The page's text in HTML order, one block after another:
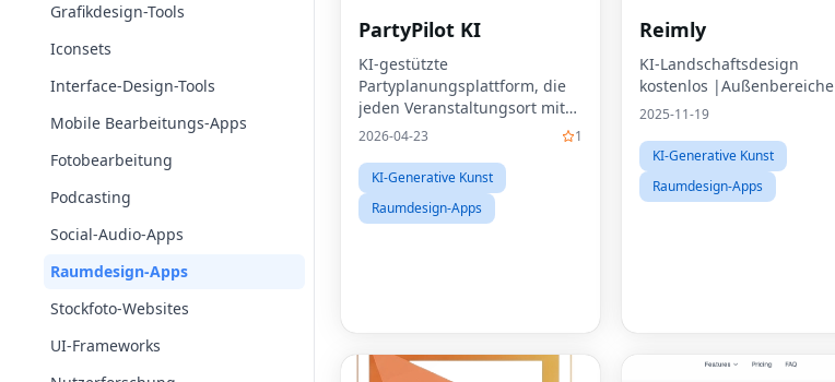
Grafikdesign-Tools
Iconsets
Interface-Design-Tools
Mobile Bearbeitungs-Apps
Fotobearbeitung
Podcasting
Social-Audio-Apps
Raumdesign-Apps
Stockfoto-Websites
UI-Frameworks
PartyPilot KI
KI-gestützte
Partyplanungsplattform, die
jeden Veranstaltungsort mit
Visualisierungen und
Veranstaltungsort Ihrer
Träume verwandelt
2026-04-23 1
KI-Generative Kunst
Raumdesign-Apps
Reimly
KI-Landschaftsdesign
kostenlos |Außenbereiche
2025-11-19
KI-Generative Kunst
Raumdesign-Apps